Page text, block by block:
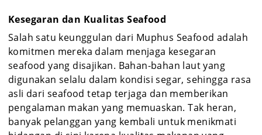
Kesegaran dan Kualitas Seafood
Salah satu keunggulan dari Muphus Seafood adalah
komitmen mereka dalam menjaga kesegaran
seafood yang disajikan. Bahan-bahan laut yang
digunakan selalu dalam kondisi segar, sehingga rasa
asli dari seafood tetap terjaga dan memberikan
pengalaman makan yang memuaskan. Tak heran,
banyak pelanggan yang kembali untuk menikmati